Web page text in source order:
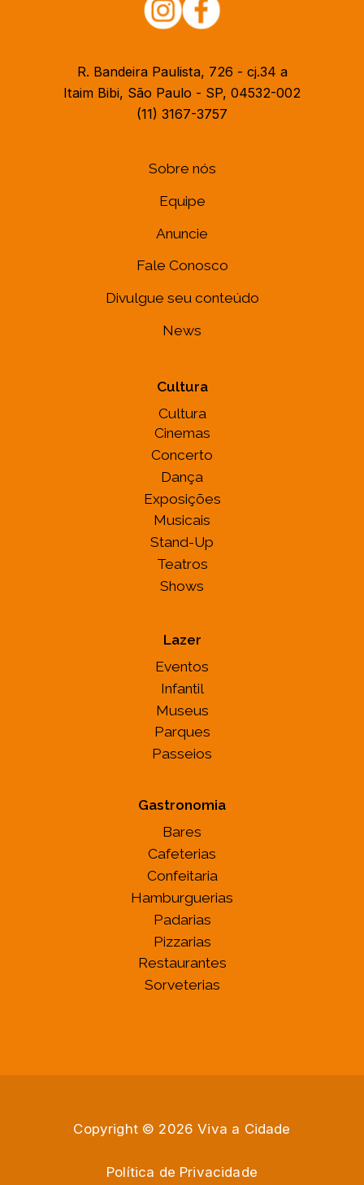
R. Bandeira Paulista, 726 - cj.34 a
Itaim Bibi, São Paulo - SP, 04532-002
(11) 3167-3757
Sobre nós
Equipe
Anuncie
Fale Conosco
Divulgue seu conteúdo
News
Cultura
Cultura
Cinemas
Concerto
Dança
Exposições
Musicais
Stand-Up
Teatros
Shows
Lazer
Eventos
Infantil
Museus
Parques
Passeios
Gastronomia
Bares
Cafeterias
Confeitaria
Hamburguerias
Padarias
Pizzarias
Restaurantes
Sorveterias
Copyright © 2026 Viva a Cidade
Política de Privacidade